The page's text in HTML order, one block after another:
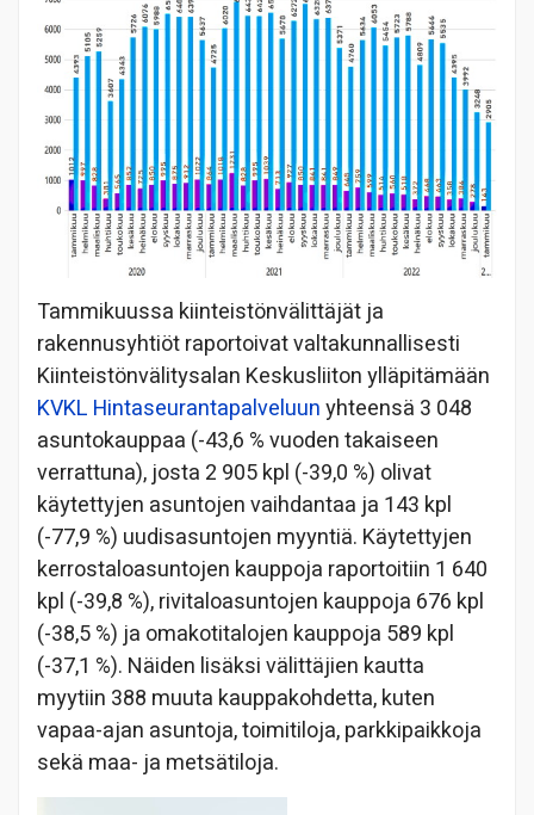
Tammikuussa kiinteistönvälittäjät ja
rakennusyhtiöt raportoivat valtakunnallisesti
Kiinteistönvälitysalan Keskusliiton ylläpitämään
KVKL Hintaseurantapalveluunyhteensä 3 048
asuntokauppaa (-43,6 % vuoden takaiseen
verrattuna), josta 2 905 kpl (-39,0 %) olivat
käytettyjen asuntojen vaihdantaa ja 143 kpl
(-77,9 %) uudisasuntojen myyntiä. Käytettyjen
kerrostaloasuntojen kauppoja raportoitiin 1 640
kpl (-39,8 %), rivitaloasuntojen kauppoja 676 kpl
(-38,5 %) ja omakotitalojen kauppoja 589 kpl
(-37,1 %). Näiden lisäksi välittäjien kautta
myytiin 388 muuta kauppakohdetta, kuten
vapaa-ajan asuntoja, toimitiloja, parkkipaikkoja
sekä maa- ja metsätiloja.